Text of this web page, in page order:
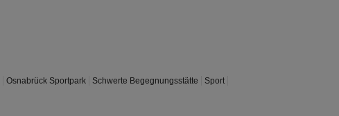
Osnabrück Sportpark Schwerte Begegnungsstätte Sport